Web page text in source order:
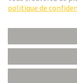
Suisse
© HARTING
ContactPolitique de